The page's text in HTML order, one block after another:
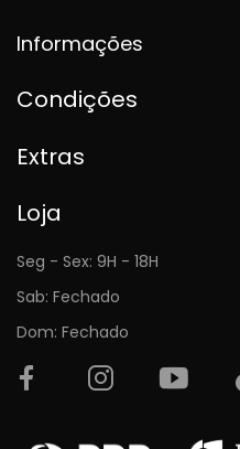
Informações
Condições
Extras
Loja
Seg - Sex: 9H - 18H
Sab: Fechado
Dom: Fechado